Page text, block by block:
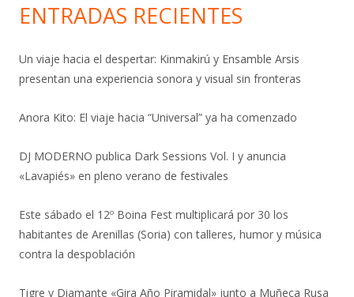
ENTRADAS RECIENTES
Un viaje hacia el despertar: Kinmakirú y Ensamble Arsis
presentan una experiencia sonora y visual sin fronteras
Anora Kito: El viaje hacia “Universal” ya ha comenzado
DJ MODERNO publica Dark Sessions Vol. I y anuncia
«Lavapiés» en pleno verano de festivales
Este sábado el 12º Boina Fest multiplicará por 30 los
habitantes de Arenillas (Soria) con talleres, humor y música
contra la despoblación
Tigre y Diamante «Gira Año Piramidal» junto a Muñeca Rusa